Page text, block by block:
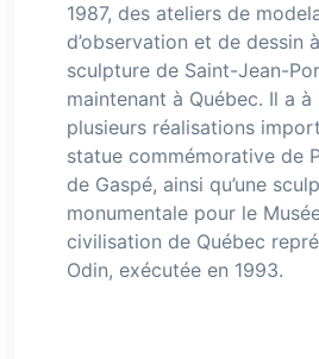
1987, des ateliers de
d’observation et de dessin
sculpture de Saint-Jean-
maintenant à Québec. Il a
plusieurs réalisations
statue commémorative de
de Gaspé, ainsi qu’une
monumentale pour le
civilisation de Québec
Odin, exécutée en 1993.